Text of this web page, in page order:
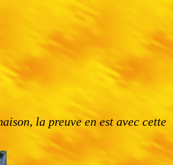
la preuve en est avec cette